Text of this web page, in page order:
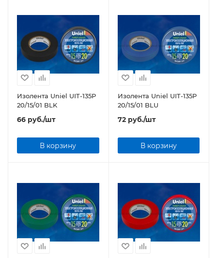
Изолента Uniel UIT-135P
20/15/01 BLK
66 руб./шт
В корзину
Изолента Uniel UIT-135P
20/15/01 BLU
72руб./шт
В корзину